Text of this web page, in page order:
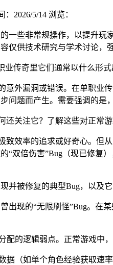
： 2026/5/14 浏览：
一些非常规操作，以提升
仅供技术研究与学术讨论，
业传奇里它们通常以什么形式
意外漏洞或错误。在单职业
问题而产生。需要强调的是
还关注它？了解这些对正常游
致效率的追求或好奇心。但
“双倍伤害”Bug（现已修复
并被修复的典型Bug，以及它
出现的“无限刷怪”Bug。在
配的逻辑弱点。正常游戏中
据（如单个角色经验获取速